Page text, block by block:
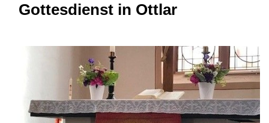
Gottesdienst in Ottlar